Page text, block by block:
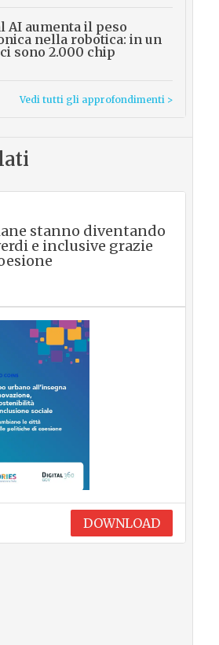
AI aumenta il peso
nella robotica: in un
sono 2.000 chip
Vedi tutti gli approfondimenti >
stanno diventando
e inclusive grazie
DOWNLOAD